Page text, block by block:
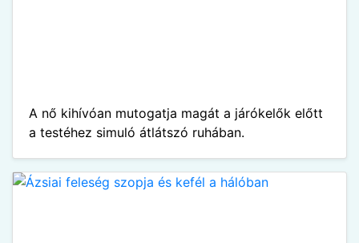
A nő kihívóan mutogatja magát a járókelők előtt
a testéhez simuló átlátszó ruhában.